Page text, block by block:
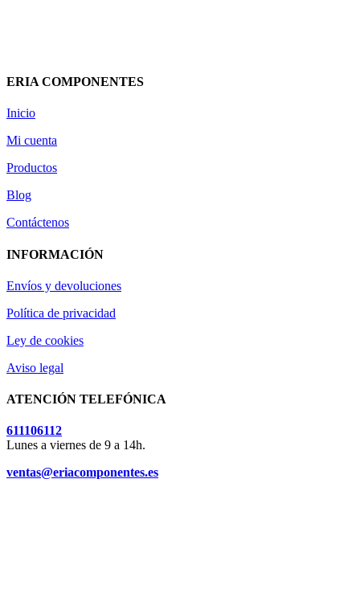
ERIA COMPONENTES
Inicio
Mi cuenta
Productos
Blog
Contáctenos
INFORMACIÓN
Envíos y devoluciones
Política de privacidad
Ley de cookies
Aviso legal
ATENCIÓN TELEFÓNICA
611106112
Lunes a viernes de 9 a 14h.
ventas@eriacomponentes.es